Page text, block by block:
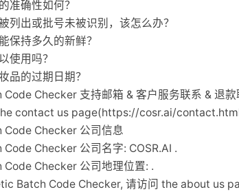
准确性如何？
列出或批号未被识别，该怎么办？
保持多久的新鲜？
使用吗？
品的过期日期？
Checker 支持邮箱 & 客户服务联系 & 退款
contact us page(https://cosr.ai/
Checker 公司信息
Checker 公司名字: COSR.AI .
Checker 公司地理位置: .
Batch Code Checker, 请访问 the about us